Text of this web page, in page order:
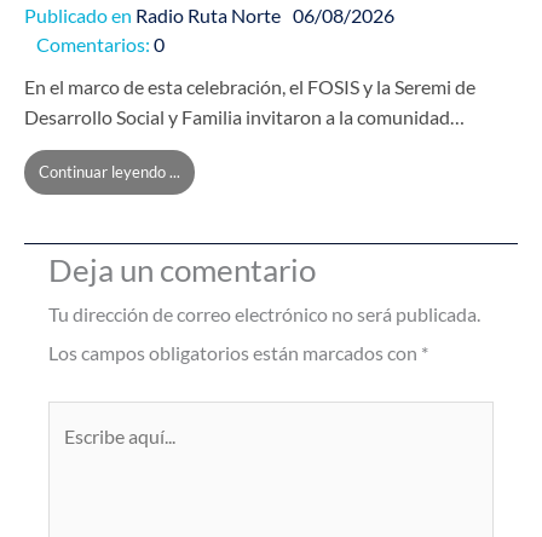
Publicado en Radio Ruta Norte 06/08/2026
Comentarios: 0
En el marco de esta celebración, el FOSIS y la Seremi de
Desarrollo Social y Familia invitaron a la comunidad…
Continuar leyendo ...
Deja un comentario
Tu dirección de correo electrónico no será publicada.
Los campos obligatorios están marcados con *